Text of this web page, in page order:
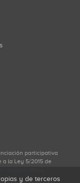
participativa
a la Ley 5/2015 de
y de terceros